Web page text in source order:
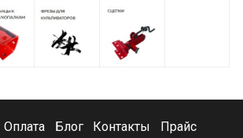
Оплата Блог Контакты Прайс